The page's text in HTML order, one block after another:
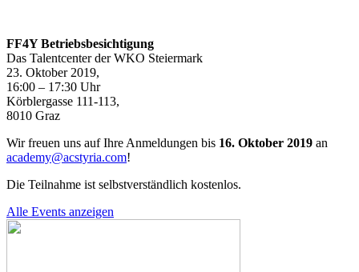
FF4Y Betriebsbesichtigung
Das Talentcenter der WKO Steiermark
23. Oktober 2019,
16:00 – 17:30 Uhr
Körblergasse 111-113,
8010 Graz
Wir freuen uns auf Ihre Anmeldungen bis 16. Oktober 2019 an
academy@acstyria.com!
Die Teilnahme ist selbstverständlich kostenlos.
Alle Events anzeigen